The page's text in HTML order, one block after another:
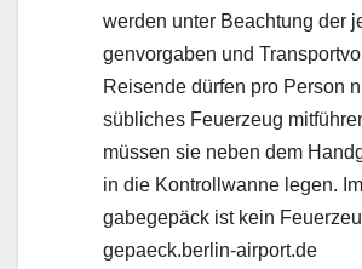
wer­den unter Beach­tung der
gen­vor­gaben und
Reisende dür­fen pro Per­son
süblich­es Feuerzeug
müssen sie neben dem
in die Kon­troll­wanne leg­en.
gabegepäck ist kein
gepaeck.berlin-airport.de